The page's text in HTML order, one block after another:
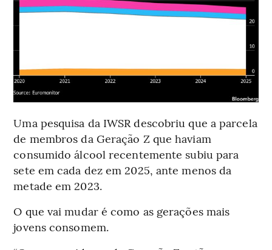
Uma pesquisa da IWSR descobriu que a parcela
de membros da Geração Z que haviam
consumido álcool recentemente subiu para
sete em cada dez em 2025, ante menos da
metade em 2023.
O que vai mudar é como as gerações mais
jovens consomem.